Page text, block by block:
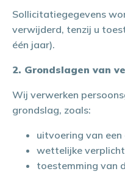
Sollicitatiegegevens
verwijderd, tenzij u
één jaar).
2. Grondslagen van
Wij verwerken
grondslag, zoals:
uitvoering van
wettelijke
toestemming van